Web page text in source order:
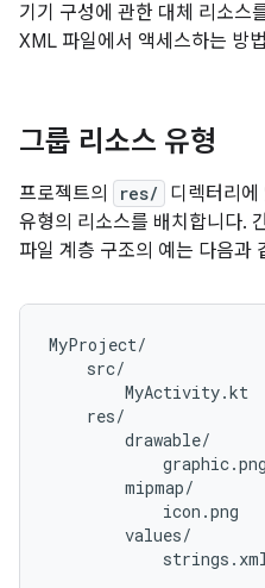
기기 구성에 관한 대체 리소스
XML 파일에서 액세스하는 방
그룹 리소스 유형
프로젝트의 res/
디렉터리
유형의 리소스를 배치합니다.
파일 계층 구조의 예는 다음과
MyProject/
    src/
        MyActivity.kt
    res/
        drawable/
            graphic.png
        mipmap/
            icon.png
        values/